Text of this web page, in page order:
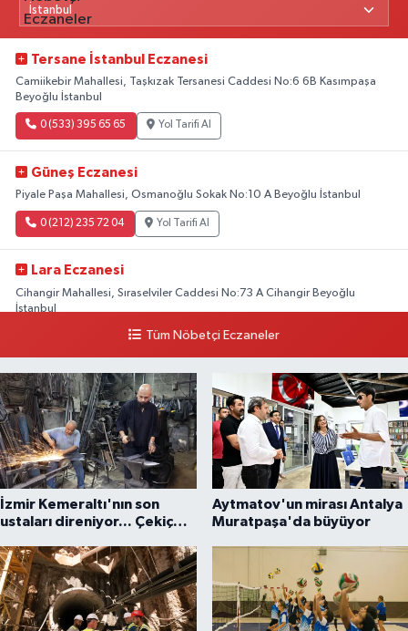
Tersane İstanbul Eczanesi
Camiikebir Mahallesi, Taşkızak Tersanesi Caddesi No:6 6B Kasımpaşa
Beyoğlu İstanbul
0 (533) 395 65 65 Yol Tarifi Al
Güneş Eczanesi
Piyale Paşa Mahallesi, Osmanoğlu Sokak No:10 A Beyoğlu İstanbul
0 (212) 235 72 04 Yol Tarifi Al
Lara Eczanesi
Cihangir Mahallesi, Sıraselviler Caddesi No:73 A Cihangir Beyoğlu
İstanbul
Yol Tarifi Al
Tüm Nöbetçi Eczaneler
İzmir Kemeraltı'nın son
ustaları direniyor... Çekiç
Aytmatov'un mirası Antalya
Muratpaşa'da büyüyor